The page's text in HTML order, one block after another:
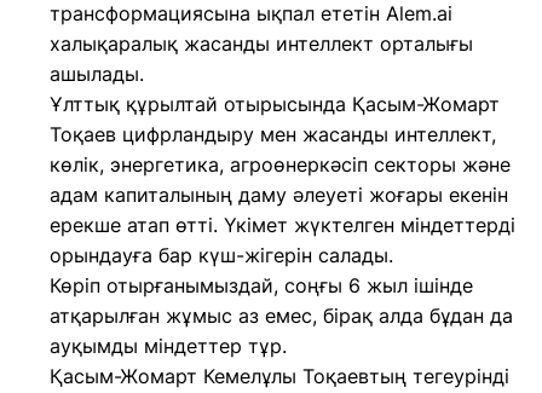
трансформациясына ықпал ететін Alem.ai
халықаралық жасанды интеллект орталығы
ашылады.
Ұлттық құрылтай отырысында Қасым-Жомарт
Тоқаев цифрландыру мен жасанды интеллект,
көлік, энергетика, агроөнеркәсіп секторы және
адам капиталының даму әлеуеті жоғары екенін
ерекше атап өтті. Үкімет жүктелген міндеттерді
орындауға бар күш-жігерін салады.
Көріп отырғанымыздай, соңғы 6 жыл ішінде
атқарылған жұмыс аз емес, бірақ алда бұдан да
ауқымды міндеттер тұр.
Қасым-Жомарт Кемелұлы Тоқаевтың тегеурінді